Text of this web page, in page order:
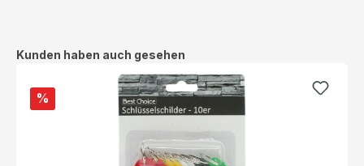
Produktgalerie überspringen
Kunden haben auch gesehen
%